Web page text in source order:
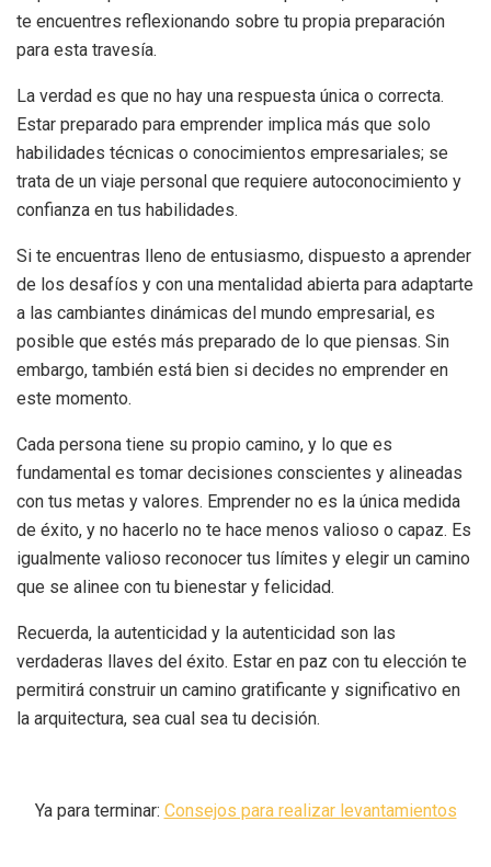
te encuentres reflexionando sobre tu propia preparación
para esta travesía.
La verdad es que no hay una respuesta única o correcta.
Estar preparado para emprender implica más que solo
habilidades técnicas o conocimientos empresariales; se
trata de un viaje personal que requiere autoconocimiento y
confianza en tus habilidades.
Si te encuentras lleno de entusiasmo, dispuesto a aprender
de los desafíos y con una mentalidad abierta para adaptarte
a las cambiantes dinámicas del mundo empresarial, es
posible que estés más preparado de lo que piensas. Sin
embargo, también está bien si decides no emprender en
este momento.
Cada persona tiene su propio camino, y lo que es
fundamental es tomar decisiones conscientes y alineadas
con tus metas y valores. Emprender no es la única medida
de éxito, y no hacerlo no te hace menos valioso o capaz. Es
igualmente valioso reconocer tus límites y elegir un camino
que se alinee con tu bienestar y felicidad.
Recuerda, la autenticidad y la autenticidad son las
verdaderas llaves del éxito. Estar en paz con tu elección te
permitirá construir un camino gratificante y significativo en
la arquitectura, sea cual sea tu decisión.
Ya para terminar: Consejos para realizar levantamientos